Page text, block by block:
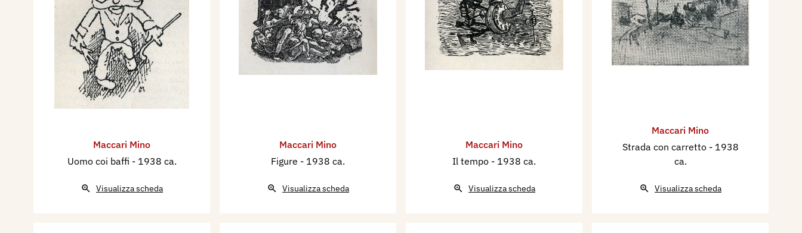
Maccari Mino
Uomo coi baffi - 1938 ca.
Visualizza scheda
Maccari Mino
Figure - 1938 ca.
Visualizza scheda
Maccari Mino
Il tempo - 1938 ca.
Visualizza scheda
Maccari Mino
Strada con carretto - 1938
ca.
Visualizza scheda